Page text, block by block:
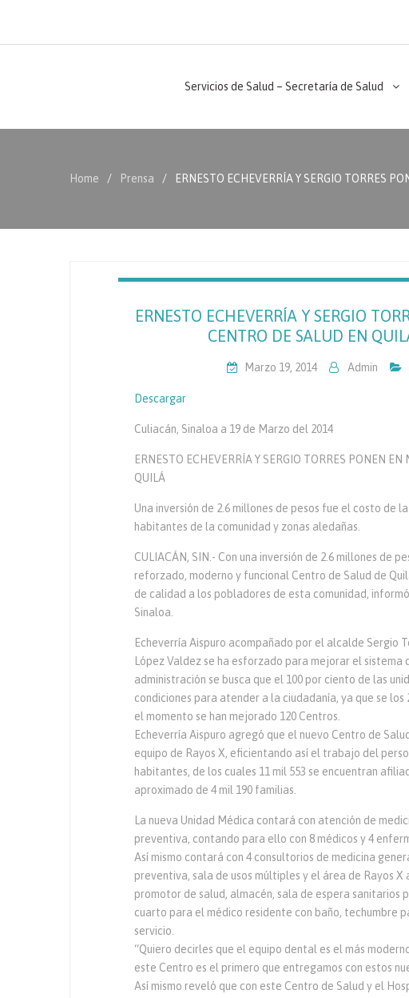
Servicios de Salud – Secretaría de Salud
Home Prensa ERNESTO ECHEVERRÍA Y SERGIO TORRES
ERNESTO ECHEVERRÍA Y SERGIO
CENTRO DE SALUD EN
Marzo 19, 2014 Admin
Descargar
Culiacán, Sinaloa a 19 de Marzo del 2014
ERNESTO ECHEVERRÍA Y SERGIO TORRES PONEN
QUILÁ
Una inversión de 2.6 millones de pesos fue el costo de
habitantes de la comunidad y zonas aledañas.
CULIACÁN, SIN.- Con una inversión de 2.6 millones de
reforzado, moderno y funcional Centro de Salud de
de calidad a los pobladores de esta comunidad,
Sinaloa.
Echeverría Aispuro acompañado por el alcalde Sergio
López Valdez se ha esforzado para mejorar el sistema
administración se busca que el 100 por ciento de las
condiciones para atender a la ciudadanía, ya que se
el momento se han mejorado 120 Centros.
Echeverría Aispuro agregó que el nuevo Centro de
equipo de Rayos X, eficientando así el trabajo del
habitantes, de los cuales 11 mil 553 se encuentran
aproximado de 4 mil 190 familias.
La nueva Unidad Médica contará con atención de
preventiva, contando para ello con 8 médicos y 4
Así mismo contará con 4 consultorios de medicina
preventiva, sala de usos múltiples y el área de Rayos
promotor de salud, almacén, sala de espera sanitarios
cuarto para el médico residente con baño, techumbre
servicio.
“Quiero decirles que el equipo dental es el más
este Centro es el primero que entregamos con estos
Así mismo reveló que con este Centro de Salud y el